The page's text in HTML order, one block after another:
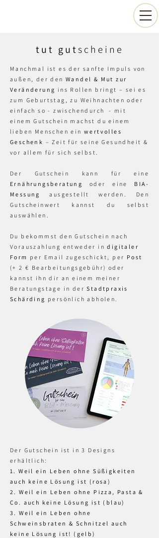
tut gutscheine
Manchmal ist es der sanfte Impuls von
außen, der denWandel & Mut zur
Veränderung ins Rollen bringt – sei es
zum Geburtstag, zu Weihnachten oder
einfach so - zwischendurch - mit
einem Gutschein machst du einem
lieben Menschen ein wertvolles
Geschenk – Zeit für seine Gesundheit &
vor allem für sich selbst.
Der Gutschein kann für eine
Ernährungsberatung
oder eine BIA-
Messung
ausgestellt werden. Den
Gutscheinwert kannst du selbst
auswählen.
Du bekommst den Gutschein nach
Vorauszahlung entweder indigitaler
Form per Email zugeschickt, per Post
(+ 2 € Bearbeitungsgebühr) oder
kannst ihn dir an einem meiner
Beratungstage in derStadtpraxis
Schärding persönlich abholen.
Der Gutschein ist in 3 Designs
erhältlich:
1. Weil ein Leben ohne Süßigkeiten
auch keine Lösung ist (rosa)
2. Weil ein Leben ohne Pizza, Pasta &
Co. auch keine Lösung ist (blau)
3. Weil ein Leben ohne
Schweinsbraten & Schnitzel auch
keine Lösung ist! (gelb)​